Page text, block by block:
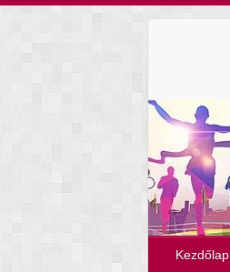
Kezdőlap